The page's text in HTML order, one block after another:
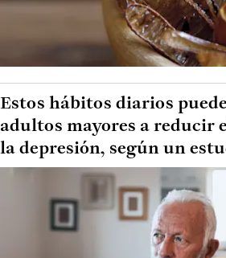
Estos hábitos diarios
adultos mayores a reducir
la depresión, según un